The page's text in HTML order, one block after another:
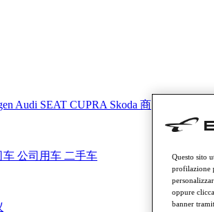
Audi SEAT CUPRA Skoda 商用车
车 公司用车 二手车
Questo sito
profilazione
oppure
banner